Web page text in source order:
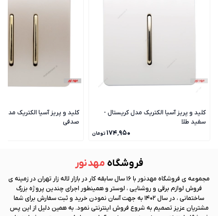
کلید و پریز آسیا الکتریک مدل کریستال -
سفید طلا
۱۷۴٬۹۵۰ تومان
کلید و پریز آسیا الکتریک مدل
صدفی
فروشگاه مهد نور
مجموعه ی فروشگاه مهد نور
با 16 سال سابقه کار در بازار لاله زار تهران در زمینه ی
فروش لوازم برقی و روشنایی ، لوستر و همینطور اجرای چندین پروژه بزرگ
ساختمانی ، در سال 1402 به جهت آسان نمودن خرید و ثبت سفارش برای شما
مشتریان عزیز تصمیم به شروع فروش اینترنتی نمود. به همین دلیل از این پس